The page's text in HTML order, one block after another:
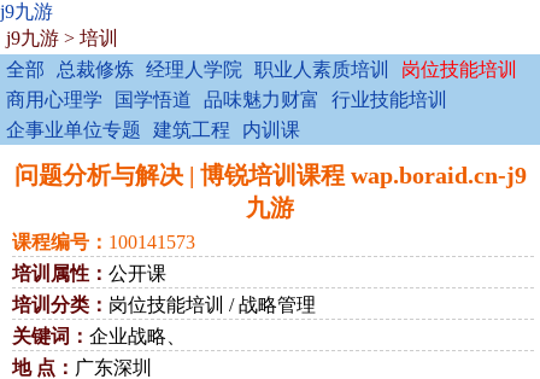
j9九游
j9九游 > 培训
全部
总裁修炼 经理人学院 职业人素质培训
岗位技能培训
商用心理学
国学悟道 品味魅力财富
行业技能培训
企事业单位专题
建筑工程 内训课
问题分析与解决 | 博锐培训课程 wap.boraid.cn-j9
九游
课程编号： 100141573
培训属性： 公开课
培训分类： 岗位技能培训 / 战略管理
关键词： 企业战略、
地 点： 广东深圳